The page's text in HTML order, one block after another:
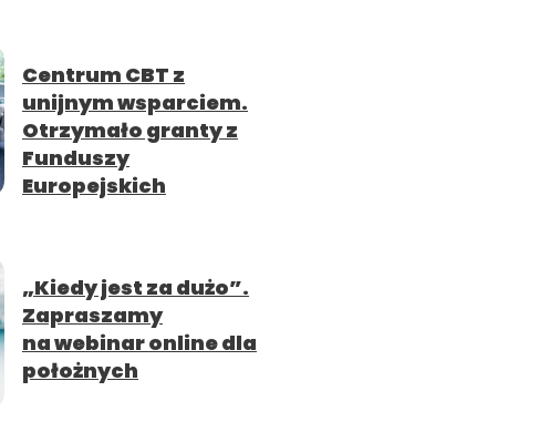
Centrum CBT z
unijnym wsparciem.
Otrzymało granty z
Funduszy
Europejskich
„Kiedy jest za dużo”.
Zapraszamy
na webinar online dla
położnych